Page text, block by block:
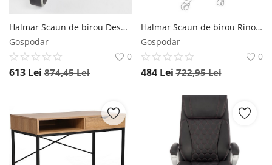
Halmar Scaun de birou Desmond bej
Gospodar
0
613 Lei 874,45Lei
Halmar Scaun de birou Rino gri
Gospodar
0
484 Lei 722,95Lei